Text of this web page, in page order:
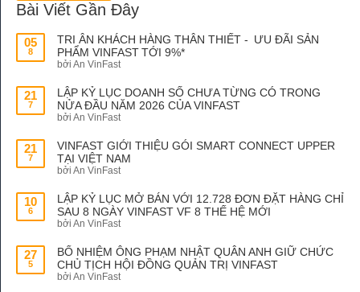
Bài Viết Gần Đây
05
8
TRI ÂN KHÁCH HÀNG THÂN THIẾT - ƯU ĐÃI SẢN
PHẨM VINFAST TỚI 9%*
bởi An VinFast
21
7
LẬP KỶ LỤC DOANH SỐ CHƯA TỪNG CÓ TRONG
NỬA ĐẦU NĂM 2026 CỦA VINFAST
bởi An VinFast
21
7
VINFAST GIỚI THIỆU GÓI SMART CONNECT UPPER
TẠI VIỆT NAM
bởi An VinFast
10
6
LẬP KỶ LỤC MỞ BÁN VỚI 12.728 ĐƠN ĐẶT HÀNG CHỈ
SAU 8 NGÀY VINFAST VF 8 THẾ HỆ MỚI
bởi An VinFast
27
5
BỔ NHIỆM ÔNG PHẠM NHẬT QUÂN ANH GIỮ CHỨC
CHỦ TỊCH HỘI ĐỒNG QUẢN TRỊ VINFAST
bởi An VinFast